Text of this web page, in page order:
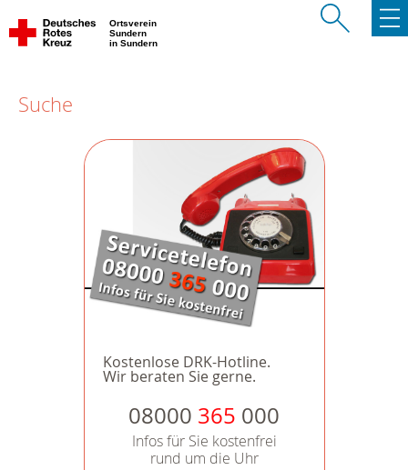
Ortsverein
Sundern
in Sundern
Suche
Kostenlose DRK-Hotline.
Wir beraten Sie gerne.
08000 365 000
Infos für Sie kostenfrei
rund um die Uhr